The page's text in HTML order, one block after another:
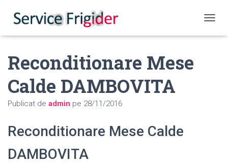
Reconditionare Mese
Calde DAMBOVITA
Publicat de admin pe 28/11/2016
Reconditionare Mese Calde
DAMBOVITA